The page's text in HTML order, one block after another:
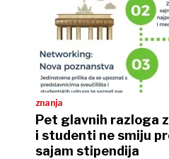
znanja
Pet glavnih razloga
i studenti ne smiju
sajam stipendija